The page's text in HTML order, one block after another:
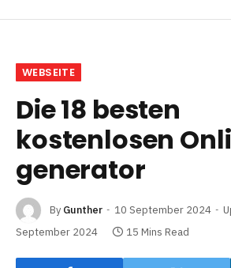
WEBSEITE
Die 18 besten
kostenlosen
generator
By Gunther 10 September 2024
September 2024
15 Mins Read